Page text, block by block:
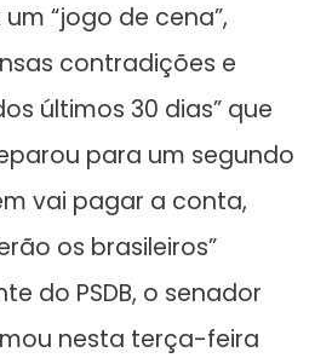
“jogo de cena”,
contradições e
últimos 30 dias” que
para um segundo
vai pagar a conta,
os brasileiros”
do PSDB, o senador
nesta terça-feira